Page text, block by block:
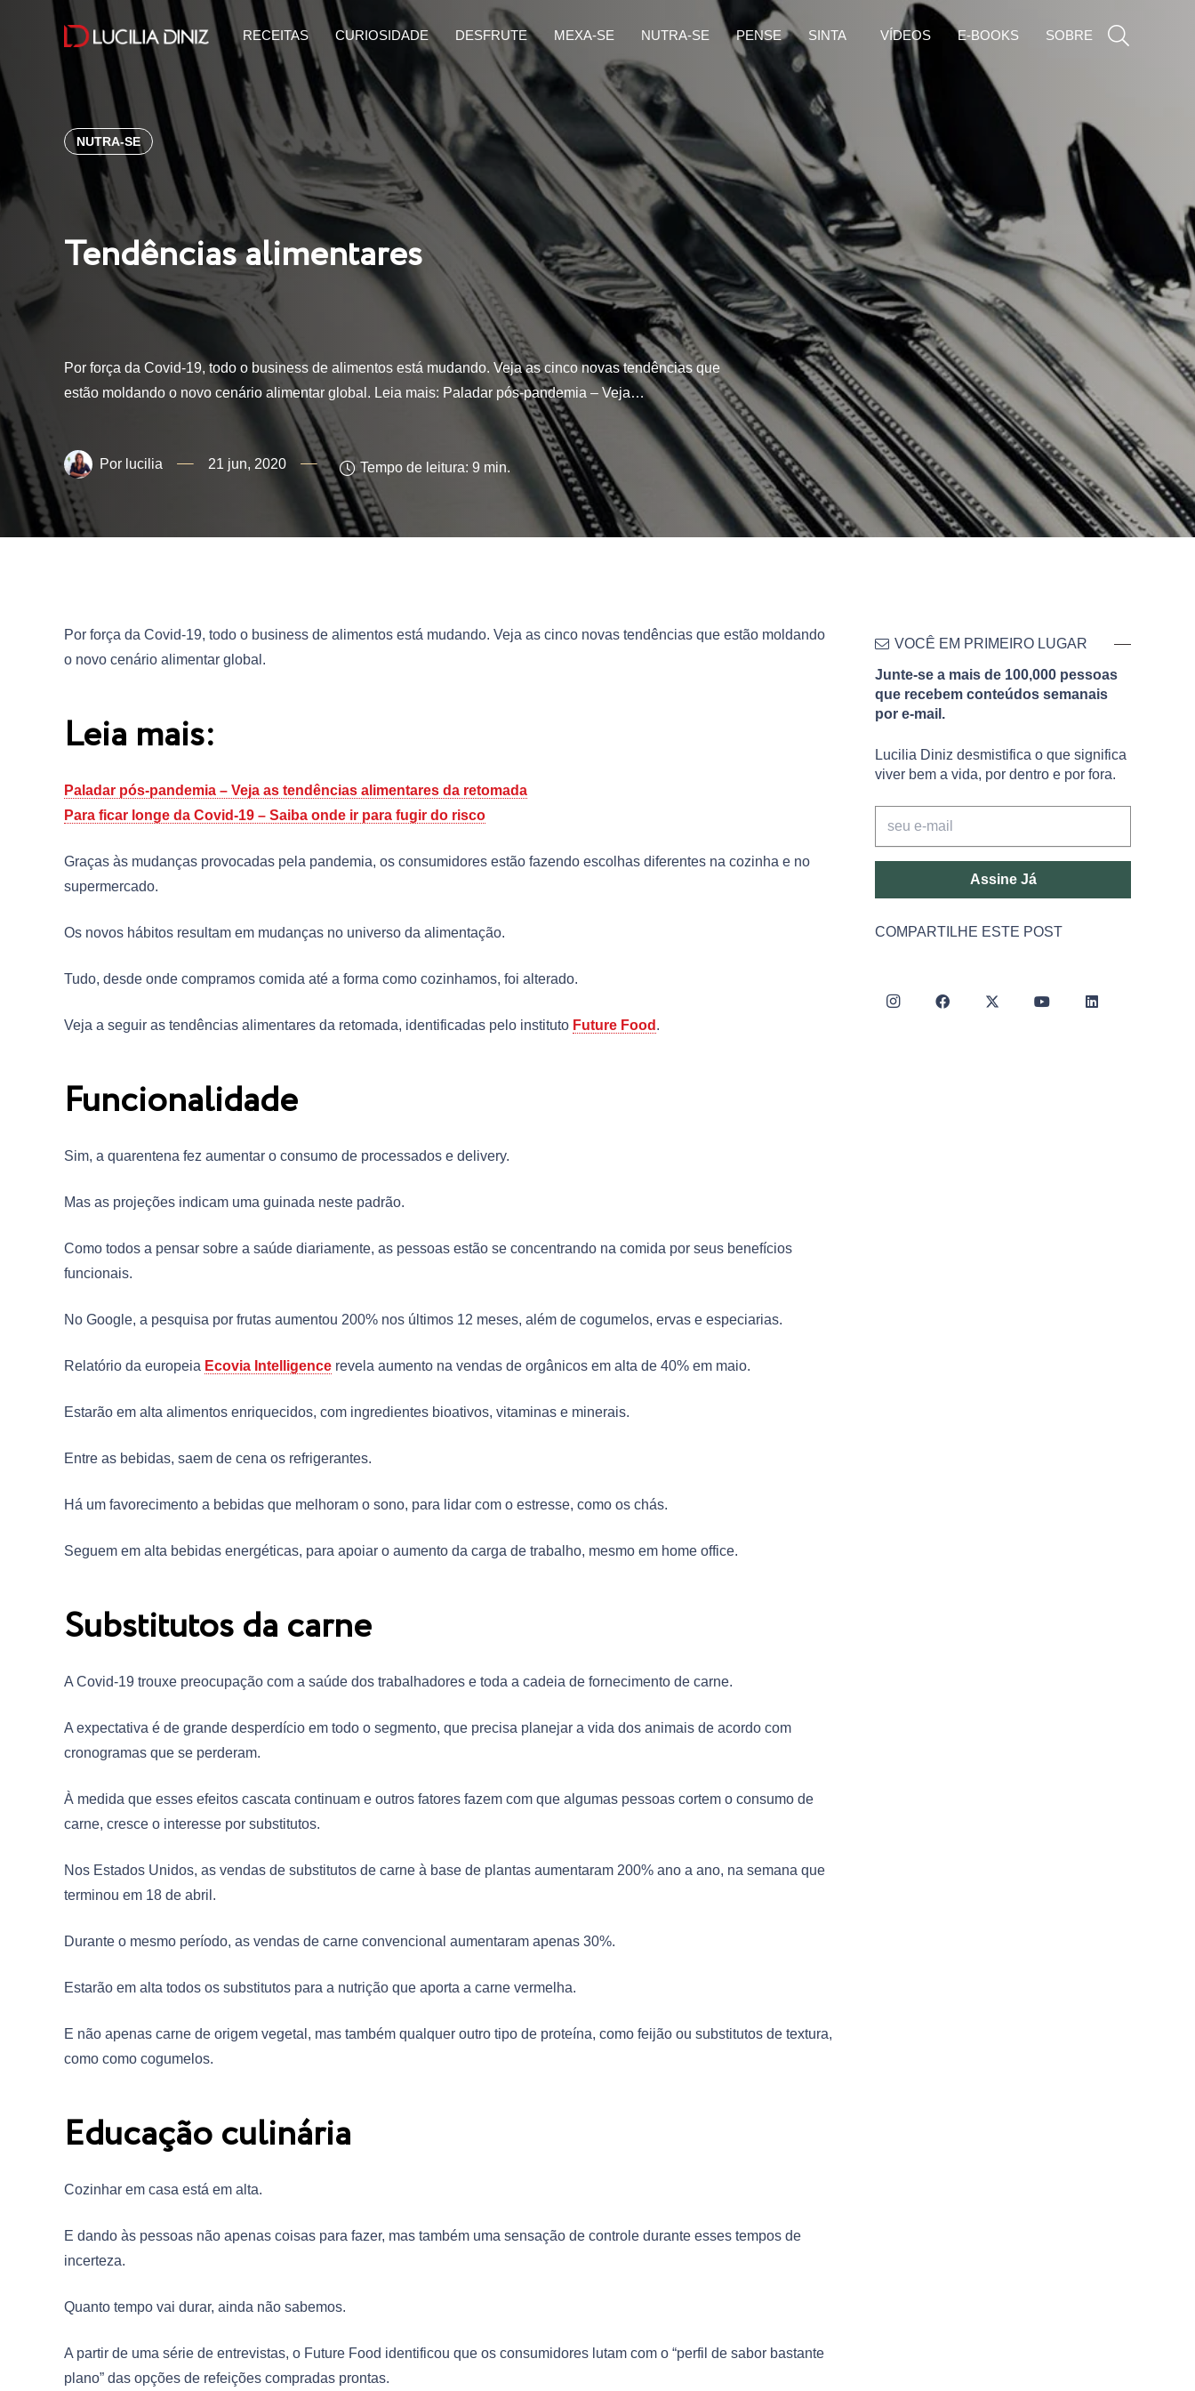
RECEITAS CURIOSIDADE DESFRUTE MEXA-SE NUTRA-SE PENSE SINTA VÍDEOS E-BOOKS SOBRE
NUTRA-SE
Tendências alimentares
Por força da Covid-19, todo o business de alimentos está mudando. Veja as cinco novas tendências que
estão moldando o novo cenário alimentar global. Leia mais: Paladar pós-pandemia – Veja…
lucilia 21 jun, 2020 Tempo de leitura: 9 min.
Por força da Covid-19, todo o business de alimentos está mudando. Veja as cinco novas tendências que estão moldando
o novo cenário alimentar global.
Leia mais:
Paladar pós-pandemia – Veja as tendências alimentares da retomada
Para ficar longe da Covid-19 – Saiba onde ir para fugir do risco
Graças às mudanças provocadas pela pandemia, os consumidores estão fazendo escolhas diferentes na cozinha e no
supermercado.
Os novos hábitos resultam em mudanças no universo da alimentação.
Tudo, desde onde compramos comida até a forma como cozinhamos, foi alterado.
Veja a seguir as tendências alimentares da retomada, identificadas pelo instituto Future Food .
Funcionalidade
Sim, a quarentena fez aumentar o consumo de processados e delivery.
Mas as projeções indicam uma guinada neste padrão.
Como todos a pensar sobre a saúde diariamente, as pessoas estão se concentrando na comida por seus benefícios
funcionais.
No Google, a pesquisa por frutas aumentou 200% nos últimos 12 meses, além de cogumelos, ervas e especiarias.
Relatório da europeia Ecovia Intelligence revela aumento na vendas de orgânicos em alta de 40% em maio.
Estarão em alta alimentos enriquecidos, com ingredientes bioativos, vitaminas e minerais.
Entre as bebidas, saem de cena os refrigerantes.
Há um favorecimento a bebidas que melhoram o sono, para lidar com o estresse, como os chás.
Seguem em alta bebidas energéticas, para apoiar o aumento da carga de trabalho, mesmo em home office.
Substitutos da carne
A Covid-19 trouxe preocupação com a saúde dos trabalhadores e toda a cadeia de fornecimento de carne.
A expectativa é de grande desperdício em todo o segmento, que precisa planejar a vida dos animais de acordo com
cronogramas que se perderam.
À medida que esses efeitos cascata continuam e outros fatores fazem com que algumas pessoas cortem o consumo de
carne, cresce o interesse por substitutos.
Nos Estados Unidos, as vendas de substitutos de carne à base de plantas aumentaram 200% ano a ano, na semana que
terminou em 18 de abril.
Durante o mesmo período, as vendas de carne convencional aumentaram apenas 30%.
Estarão em alta todos os substitutos para a nutrição que aporta a carne vermelha.
E não apenas carne de origem vegetal, mas também qualquer outro tipo de proteína, como feijão ou substitutos de textura,
como como cogumelos.
Educação culinária
Cozinhar em casa está em alta.
E dando às pessoas não apenas coisas para fazer, mas também uma sensação de controle durante esses tempos de
incerteza.
Quanto tempo vai durar, ainda não sabemos.
A partir de uma série de entrevistas, o Future Food identificou que os consumidores lutam com o “perfil de sabor bastante
plano” das opções de refeições compradas prontas.
VOCÊ EM PRIMEIRO LUGAR
Junte-se a mais de 100,000 pessoas
que recebem conteúdos semanais
por e-mail.
Lucilia Diniz desmistifica o que significa
viver bem a vida, por dentro e por fora.
Assine Já
COMPARTILHE ESTE POST